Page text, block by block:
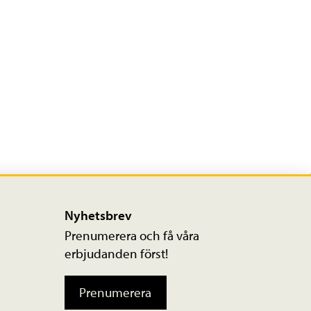
Nyhetsbrev
Prenumerera och få våra
erbjudanden först!
Prenumerera